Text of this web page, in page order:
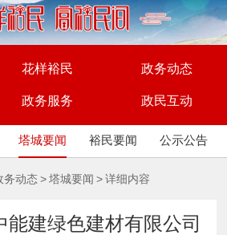
花样裕民 政务动态
政务服务 政民互动
塔城要闻 裕民要闻 公示公告
务动态 > 塔城要闻 > 详细内容
能建绿色建材有限公司